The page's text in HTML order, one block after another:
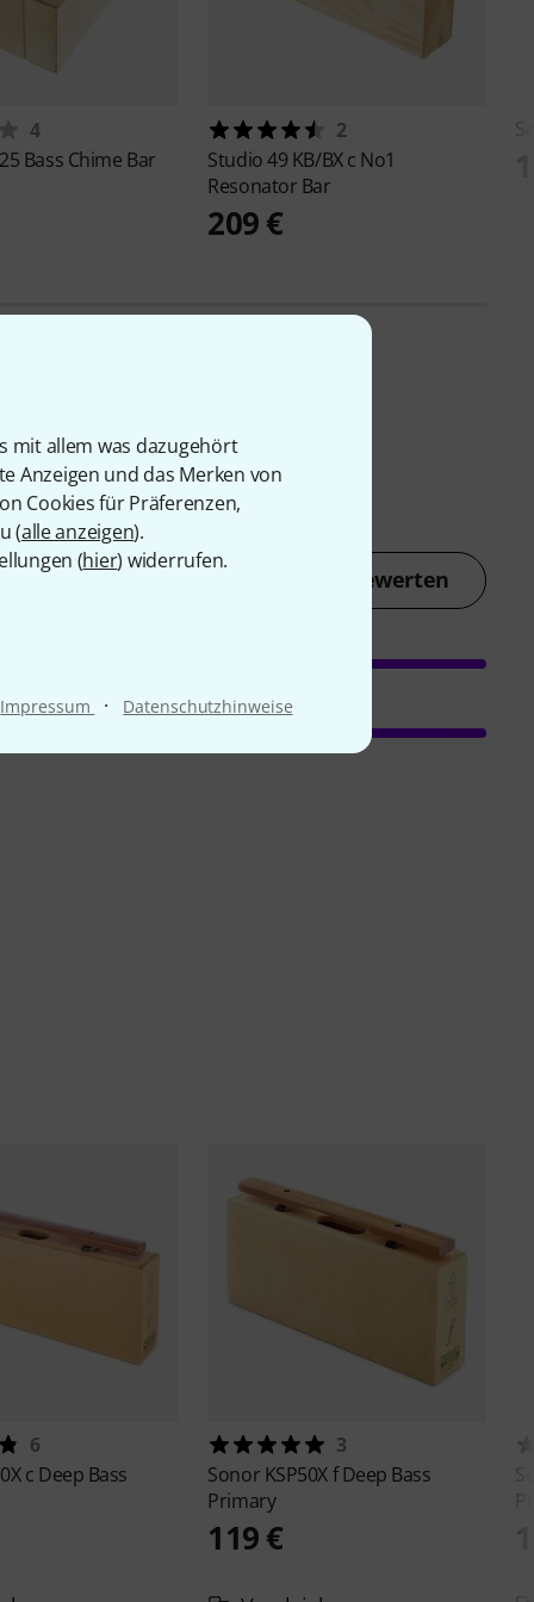
mit allem was dazugehört
Anzeigen und das Merken von
Cookies für Präferenzen,
(alle anzeigen).
(hier) widerrufen.
Impressum · Datenschutzhinweise
4
Bass Chime Bar
2
Studio 49 KB/BX c No1
Resonator Bar
209 €
Jetzt bewerten
6
c Deep Bass
3
Sonor KSP50X f Deep Bass
Primary
119 €